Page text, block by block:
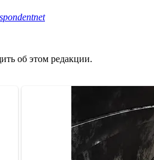
об этом редакции.